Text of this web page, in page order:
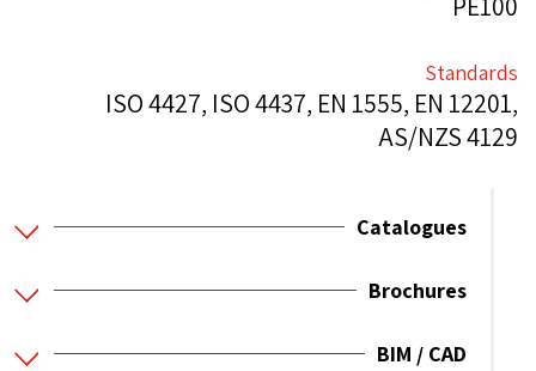
Standards
ISO 4427, ISO 4437, EN 1555, EN 12201,
AS/NZS 4129
Catalogues
Brochures
BIM / CAD